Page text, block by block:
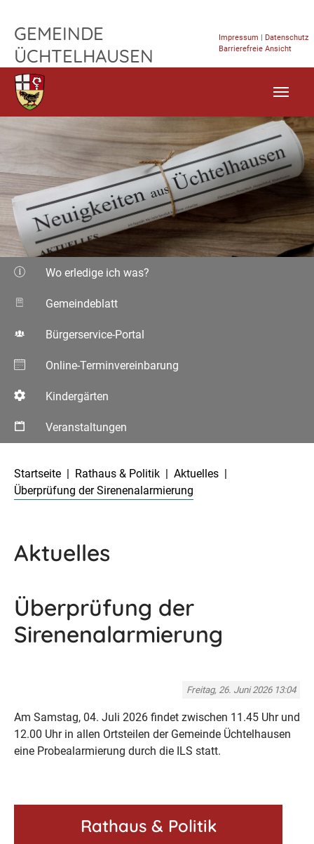
GEMEINDE
ÜCHTELHAUSEN
Impressum | Datenschutz
Barrierefreie Ansicht
Wo erledige ich was?
Gemeindeblatt
Bürgerservice-Portal
Online-Terminvereinbarung
Kindergärten
Veranstaltungen
Startseite
Rathaus & Politik
Aktuelles
Überprüfung der Sirenenalarmierung
Aktuelles
Überprüfung der
Sirenenalarmierung
Freitag, 26. Juni 2026 13:04
Am Samstag, 04. Juli 2026 findet zwischen 11.45 Uhr und
12.00 Uhr in allen Ortsteilen der Gemeinde Üchtelhausen
eine Probealarmierung durch die ILS statt.
Rathaus & Politik